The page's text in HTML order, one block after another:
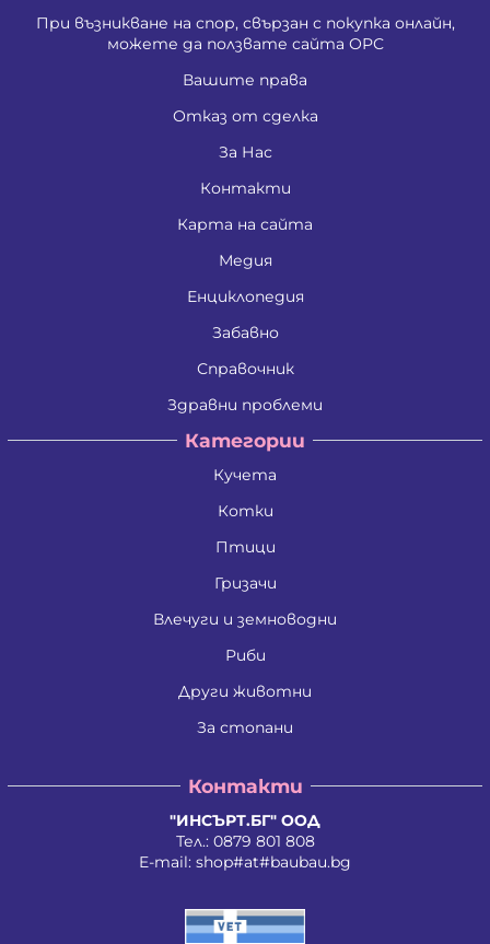
При възникване на спор, свързан с покупка онлайн,
можете да ползвате сайта ОРС
Вашите права
Отказ от сделка
За Нас
Контакти
Карта на сайта
Медия
Енциклопедия
Забавно
Справочник
Здравни проблеми
Категории
Кучета
Котки
Птици
Гризачи
Влечуги и земноводни
Риби
Други животни
За стопани
Контакти
"ИНСЪРТ.БГ" ООД
Тел.: 0879 801 808
E-mail: shop#at#baubau.bg